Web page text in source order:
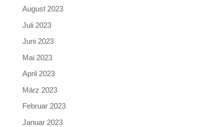
August 2023
Juli 2023
Juni 2023
Mai 2023
April 2023
März 2023
Februar 2023
Januar 2023